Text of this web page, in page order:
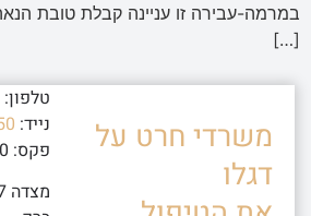
במרמה-עבירה זו עניינה קבלת טובת
[…]
משרדי חרט על
דגלו
טלפון:
נייד:
פקס: 077-3180570